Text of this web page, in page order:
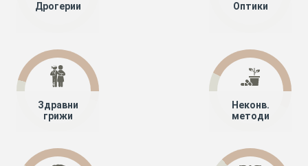
Дрогерии Оптики
Здравни
грижи
Неконв.
методи